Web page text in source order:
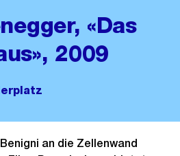
«Das
2009
an die Zellenwand